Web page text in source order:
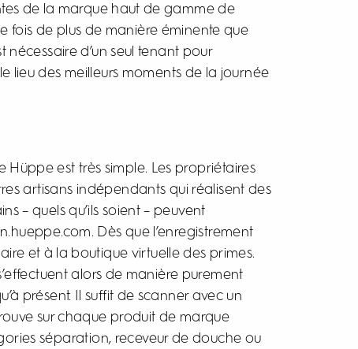
de la marque haut de gamme de
fois de plus de manière éminente que
d’un seul tenant pour
lieu des meilleurs moments de la journée
est très simple. Les propriétaires
artisans indépendants qui réalisent des
– quels qu’ils soient – peuvent
. Dès que l’enregistrement
et à la boutique virtuelle des primes.
alors de manière purement
présent. Il suffit de scanner avec un
sur chaque produit de marque
séparation, receveur de douche ou